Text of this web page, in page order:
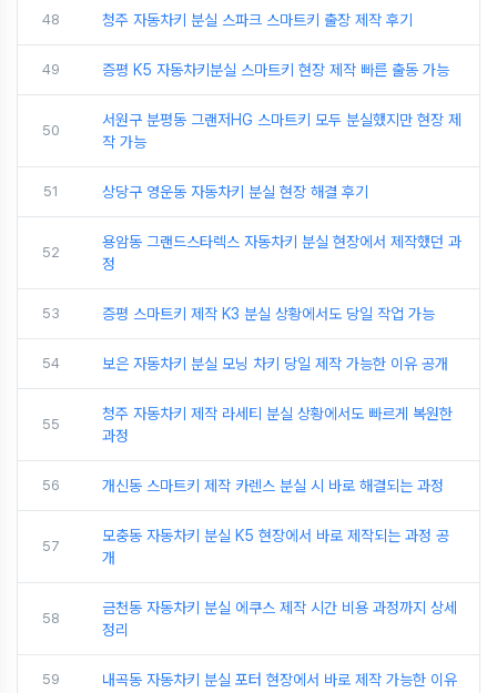
48 청주 자동차키 분실 스파크 스마트키 출장 제작 후기
49 증평 K5 자동차키분실 스마트키 현장 제작 빠른 출동 가능
50
서원구 분평동 그랜저HG 스마트키 모두 분실했지만 현장 제
작 가능
51 상당구 영운동 자동차키 분실 현장 해결 후기
52
용암동 그랜드스타렉스 자동차키 분실 현장에서 제작했던 과
정
53 증평 스마트키 제작 K3 분실 상황에서도 당일 작업 가능
54 보은 자동차키 분실 모닝 차키 당일 제작 가능한 이유 공개
55
청주 자동차키 제작 라세티 분실 상황에서도 빠르게 복원한
과정
56 개신동 스마트키 제작 카렌스 분실 시 바로 해결되는 과정
57
모충동 자동차키 분실 K5 현장에서 바로 제작되는 과정 공
개
58
금천동 자동차키 분실 에쿠스 제작 시간 비용 과정까지 상세
정리
59 내곡동 자동차키 분실 포터 현장에서 바로 제작 가능한 이유